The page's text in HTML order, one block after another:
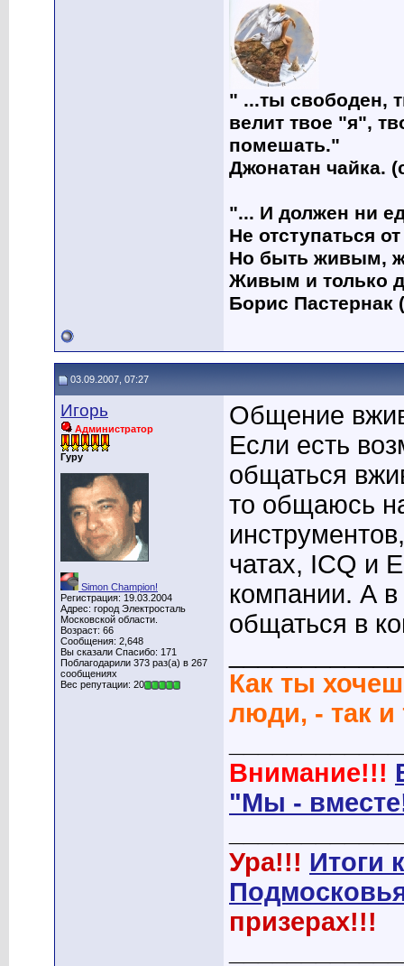
" ...ты свободен,
велит твое "я",
помешать."
Джонатан чайка.
"... И должен ни
Не отступаться
Но быть живым,
Живым и только
Борис Пастернак
03.09.2007, 07:27
Игорь
Администратор
Гуру
Simon Champion!
Регистрация: 19.03.2004
Адрес: город Электросталь
Московской области.
Возраст: 66
Сообщения: 2,648
Вы сказали Спасибо: 171
Поблагодарили 373 раз(а) в 267
сообщениях
Вес репутации: 20
Общение
Если есть
общаться
то общаюсь
чатах, ICQ и
компании. А
общаться в
Как ты
люди, - так
Внимание!!!
"Мы -
Ура!!! Итоги
призерах!!!